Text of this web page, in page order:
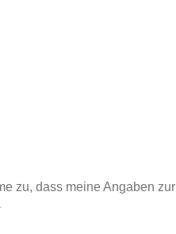
zu, dass meine Angaben zur